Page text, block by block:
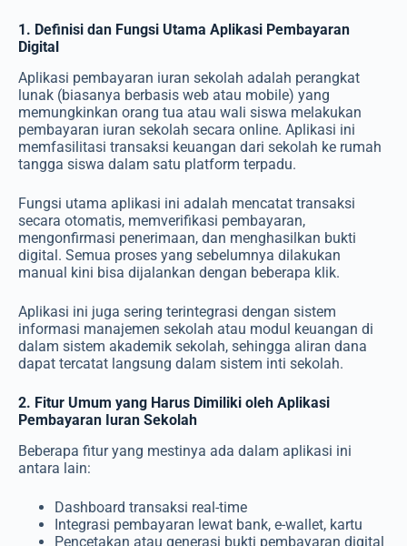
1. Definisi dan Fungsi Utama Aplikasi Pembayaran
Digital
Aplikasi pembayaran iuran sekolah adalah perangkat
lunak (biasanya berbasis web atau mobile) yang
memungkinkan orang tua atau wali siswa melakukan
pembayaran iuran sekolah secara online. Aplikasi ini
memfasilitasi transaksi keuangan dari sekolah ke rumah
tangga siswa dalam satu platform terpadu.
Fungsi utama aplikasi ini adalah mencatat transaksi
secara otomatis, memverifikasi pembayaran,
mengonfirmasi penerimaan, dan menghasilkan bukti
digital. Semua proses yang sebelumnya dilakukan
manual kini bisa dijalankan dengan beberapa klik.
Aplikasi ini juga sering terintegrasi dengan sistem
informasi manajemen sekolah atau modul keuangan di
dalam sistem akademik sekolah, sehingga aliran dana
dapat tercatat langsung dalam sistem inti sekolah.
2. Fitur Umum yang Harus Dimiliki oleh Aplikasi
Pembayaran Iuran Sekolah
Beberapa fitur yang mestinya ada dalam aplikasi ini
antara lain:
Dashboard transaksi real-time
Integrasi pembayaran lewat bank, e-wallet, kartu
Pencetakan atau generasi bukti pembayaran digital